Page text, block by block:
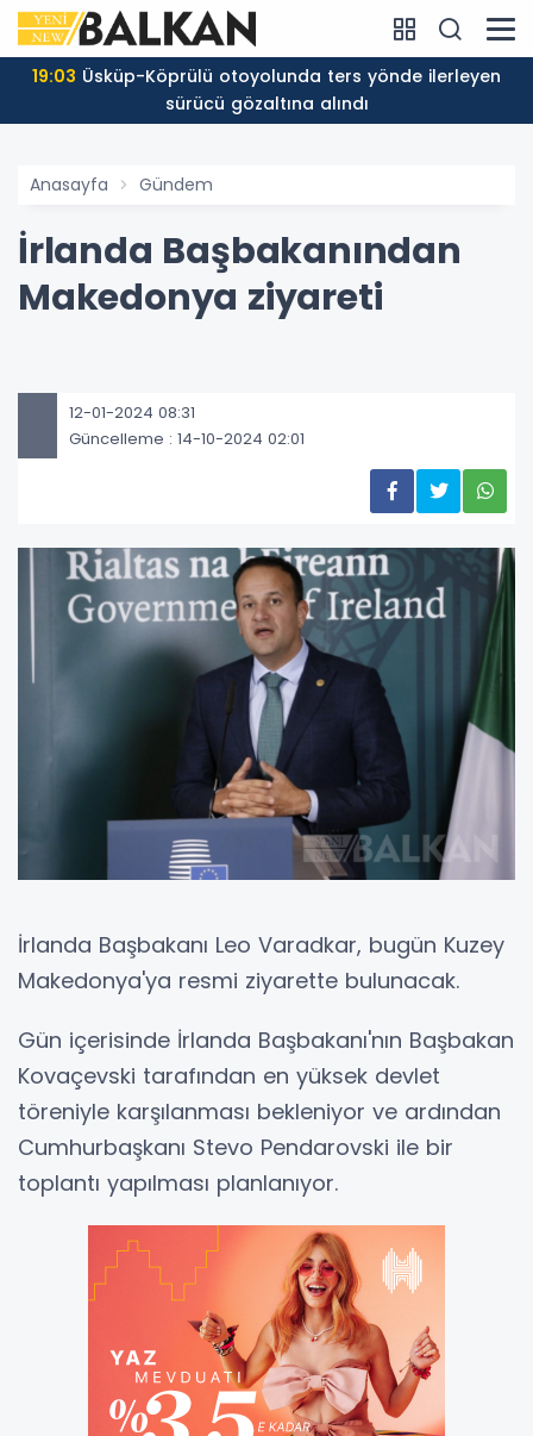
19:03
sürücü gözaltına alındı
Anasayfa Gündem
İrlanda Başbakanından
Makedonya ziyareti
12-01-2024 08:31
Güncelleme : 14-10-2024 02:01
İrlanda Başbakanı Leo Varadkar, bugün Kuzey
Makedonya'ya resmi ziyarette bulunacak.
Gün içerisinde İrlanda Başbakanı'nın Başbakan
Kovaçevski tarafından en yüksek devlet
töreniyle karşılanması bekleniyor ve ardından
Cumhurbaşkanı Stevo Pendarovski ile bir
toplantı yapılması planlanıyor.